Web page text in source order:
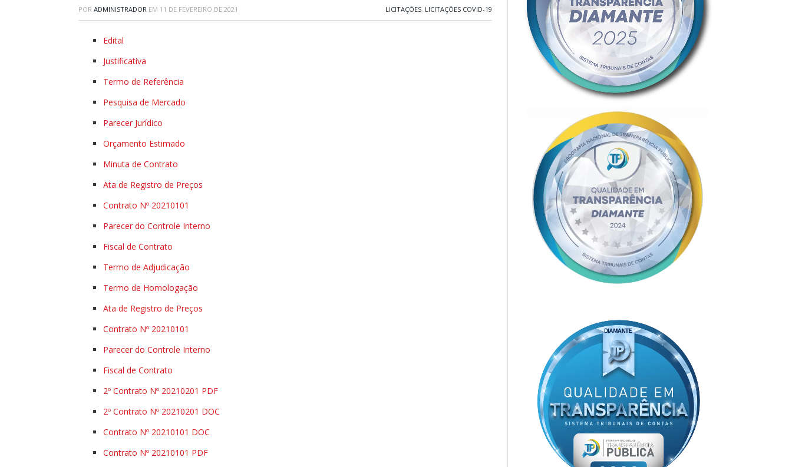
POR ADMINISTRADOR EM 11 DE FEVEREIRO DE 2021 LICITAÇÕES, LICITAÇÕES COVID-19
Edital
Justificativa
Termo de Referência
Pesquisa de Mercado
Parecer Jurídico
Orçamento Estimado
Minuta de Contrato
Ata de Registro de Preços
Contrato Nº 20210101
Parecer do Controle Interno
Fiscal de Contrato
Termo de Adjudicação
Termo de Homologação
Ata de Registro de Preços
Contrato Nº 20210101
Parecer do Controle Interno
Fiscal de Contrato
2º Contrato Nº 20210201 PDF
2º Contrato Nº 20210201 DOC
Contrato Nº 20210101 DOC
Contrato Nº 20210101 PDF